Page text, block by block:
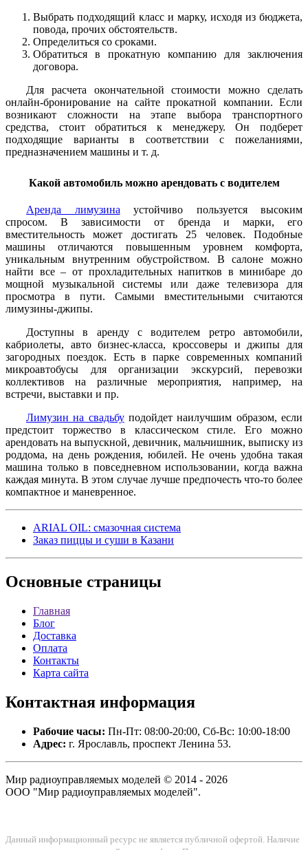
Выбрать подходящий класс и марку, исходя из бюджета,
повода, прочих обстоятельств.
Определиться со сроками.
Обратиться в прокатную компанию для заключения
договора.
Для расчета окончательной стоимости можно сделать
онлайн-бронирование на сайте прокатной компании. Если
возникают сложности на этапе выбора транспортного
средства, стоит обратиться к менеджеру. Он подберет
подходящие варианты в соответствии с пожеланиями,
предназначением машины и т. д.
Какой автомобиль можно арендовать с водителем
Аренда лимузинаустойчиво пользуется высоким
спросом. В зависимости от бренда и марки, его
вместительность может достигать 25 человек. Подобные
машины отличаются повышенным уровнем комфорта,
уникальным внутренним обустройством. В салоне можно
найти все – от прохладительных напитков в минибаре до
мощной музыкальной системы или даже телевизора для
просмотра в пути. Самыми вместительными считаются
лимузины-джипы.
Доступны в аренду с водителем ретро автомобили,
кабриолеты, авто бизнес-класса, кроссоверы и джипы для
загородных поездок. Есть в парке современных компаний
микроавтобусы для организации экскурсий, перевозки
коллективов на различные мероприятия, например, на
встречи, выставки и пр.
Лимузин на свадьбуподойдет наилучшим образом, если
предстоит торжество в классическом стиле. Его можно
арендовать на выпускной, девичник, мальчишник, выписку из
роддома, на день рождения, юбилей. Не очень удобна такая
машина только в повседневном использовании, когда важна
каждая минута. В этом случае лучше предпочесть что-то более
компактное и маневренное.
ARIAL OIL: смазочная система
Заказ пиццы и суши в Казани
Основные страницы
Главная
Блог
Доставка
Оплата
Контакты
Карта сайта
Контактная информация
Рабочие часы: Пн-Пт: 08:00-20:00, Сб-Вс: 10:00-18:00
Адрес: г. Ярославль, проспект Ленина 53.
Мир радиоуправляемых моделей © 2014 - 2026
ООО "Мир радиоуправляемых моделей".
Данный информационный ресурс не является публичной офертой. Наличие